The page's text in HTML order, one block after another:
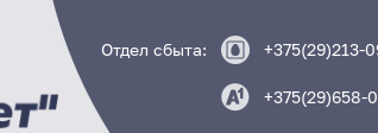
Отдел сбыта: +375(29)213-
+375(29)658-